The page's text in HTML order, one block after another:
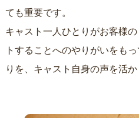
ても重要です。
キャスト一人ひとりがお客様
トすることへのやりがいをもっ
りを、キャスト自身の声を活